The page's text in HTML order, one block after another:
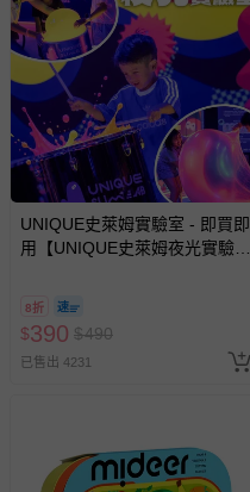
UNIQUE史萊姆實驗室 - 即買即
用【UNIQUE史萊姆夜光實驗室
訂單編號兌換，逾期作廢) (大
人小孩均一價(3歲以上需購票))
8折
$390 $490
已售出 4231